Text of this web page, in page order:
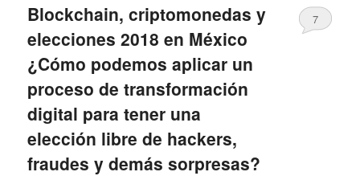
Blockchain, criptomonedas y
elecciones 2018 en México
¿Cómo podemos aplicar un
proceso de transformación
digital para tener una
elección libre de hackers,
fraudes y demás sorpresas?
7